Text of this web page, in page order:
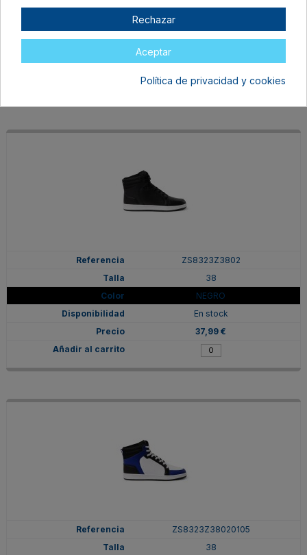
38
BLANCO/MARINO
37,99 €
ZS8323Z3802
38
NEGRO
En stock
37,99 €
ZS8323Z38020105
38
Rechazar
Aceptar
Política de privacidad y cookies